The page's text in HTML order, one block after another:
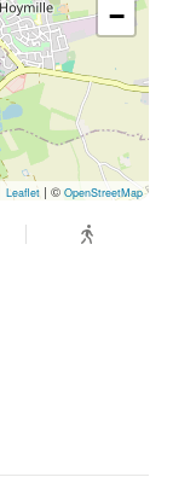
−
Leaflet | © OpenStreetMap